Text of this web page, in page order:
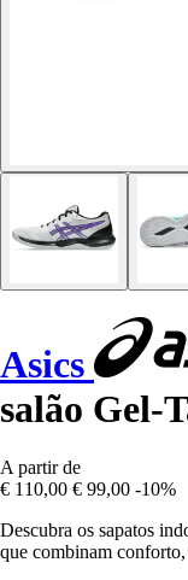
Asics
salão Gel-
A partir de
€ 110,00 € 99,00 -10%
Descubra os sapatos
que combinam conforto,